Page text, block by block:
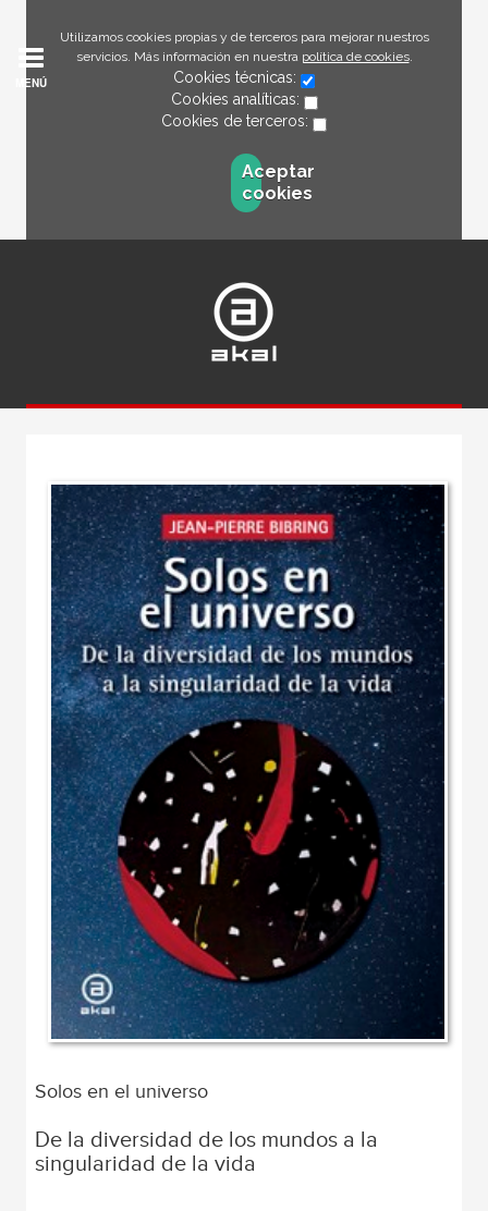
Utilizamos cookies propias y de terceros para mejorar nuestros
servicios. Más información en nuestra política de cookies.
Cookies técnicas:
Cookies analíticas:
Cookies de terceros:
Aceptar
cookies
MENÚ
Solos en el universo
De la diversidad de los mundos a la
singularidad de la vida